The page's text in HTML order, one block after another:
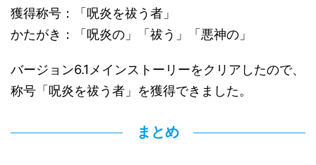
獲得称号：「呪炎を祓う者」
かたがき：「呪炎の」「祓う」「悪神の」
バージョン6.1メインストーリーをクリアしたので、
称号「呪炎を祓う者」を獲得できました。
まとめ